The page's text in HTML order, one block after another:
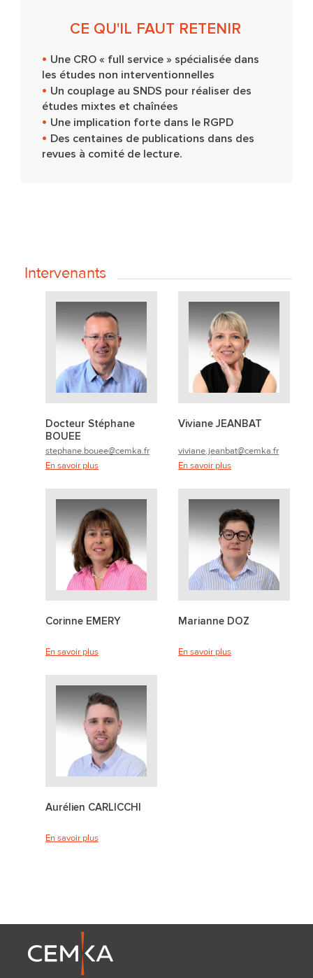
CE QU'IL FAUT RETENIR
Une CRO « full service » spécialisée dans
les études non interventionnelles
Un couplage au SNDS pour réaliser des
études mixtes et chaînées
Une implication forte dans le RGPD
Des centaines de publications dans des
revues à comité de lecture.
Intervenants
Docteur Stéphane
BOUEE
stephane.bouee@cemka.fr
En savoir plus
Viviane JEANBAT
viviane.jeanbat@cemka.fr
En savoir plus
Corinne EMERY
En savoir plus
Marianne DOZ
En savoir plus
Aurélien CARLICCHI
En savoir plus